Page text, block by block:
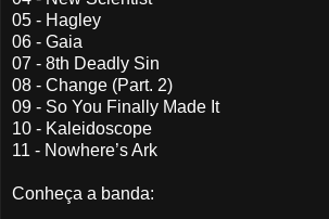
05 - Hagley
06 - Gaia
07 - 8th Deadly Sin
08 - Change (Part. 2)
09 - So You Finally Made It
10 - Kaleidoscope
11 - Nowhere’s Ark
Conheça a banda: